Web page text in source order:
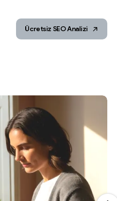
Ücretsiz SEO Analizi